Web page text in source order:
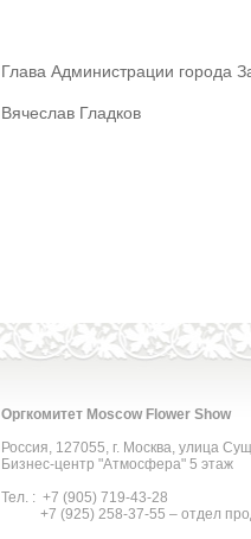
Глава Администрации города
Вячеслав Гладков
Оргкомитет Moscow Flower Show
Россия, 127055, г. Москва, улица
Бизнес-центр "Атмосфера" 5 этаж
Тел. : +7 (905) 719-43-28
+7 (925) 258-37-55 – отдел